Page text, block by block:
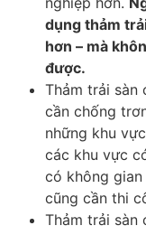
dụng thảm
hơn – mà
được.
Thảm trải sàn
cần chống
những khu
các khu vực
có không
cũng cần thi
Thảm trải sàn